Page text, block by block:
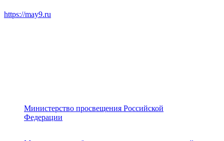
https://may9.ru
Министерство просвещения Российской
Федерации